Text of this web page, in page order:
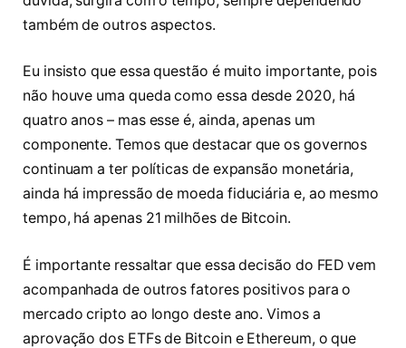
também de outros aspectos.
Eu insisto que essa questão é muito importante, pois
não houve uma queda como essa desde 2020, há
quatro anos – mas esse é, ainda, apenas um
componente. Temos que destacar que os governos
continuam a ter políticas de expansão monetária,
ainda há impressão de moeda fiduciária e, ao mesmo
tempo, há apenas 21 milhões de Bitcoin.
É importante ressaltar que essa decisão do FED vem
acompanhada de outros fatores positivos para o
mercado cripto ao longo deste ano. Vimos a
aprovação dos ETFs de Bitcoin e Ethereum, o que